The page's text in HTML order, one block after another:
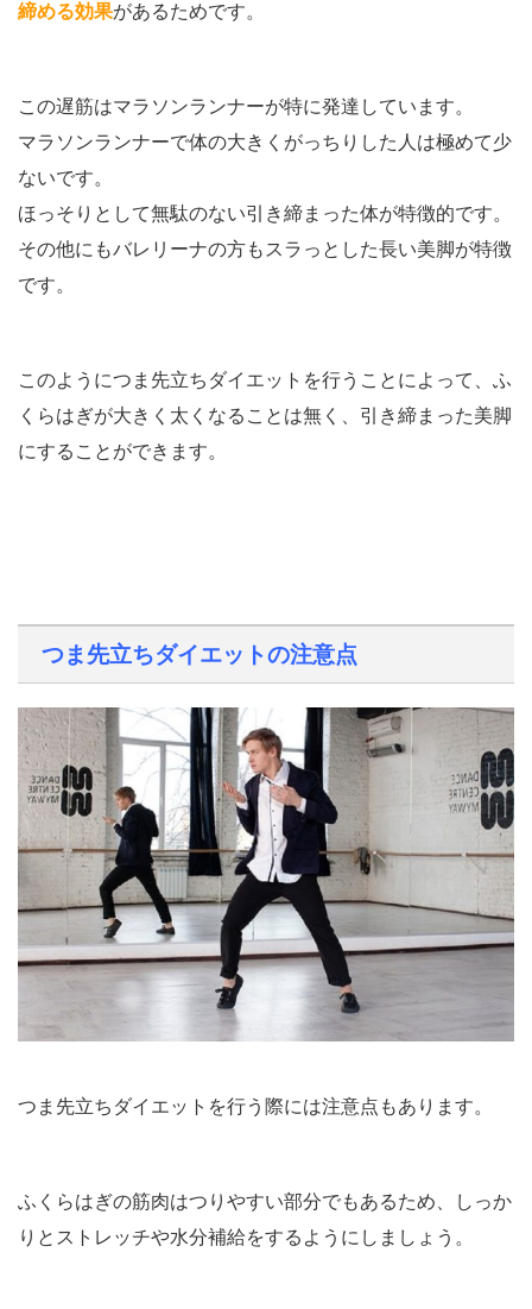
締める効果があるためです。
この遅筋はマラソンランナーが特に発達しています。
マラソンランナーで体の大きくがっちりした人は極めて少
ないです。
ほっそりとして無駄のない引き締まった体が特徴的です。
その他にもバレリーナの方もスラっとした長い美脚が特徴
です。
このようにつま先立ちダイエットを行うことによって、ふ
くらはぎが大きく太くなることは無く、引き締まった美脚
にすることができます。
つま先立ちダイエットの注意点
つま先立ちダイエットを行う際には注意点もあります。
ふくらはぎの筋肉はつりやすい部分でもあるため、しっか
りとストレッチや水分補給をするようにしましょう。